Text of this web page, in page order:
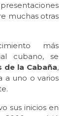
muchas otras
más
cubano, se
de la Cabaña,
a uno o varios
sus inicios en